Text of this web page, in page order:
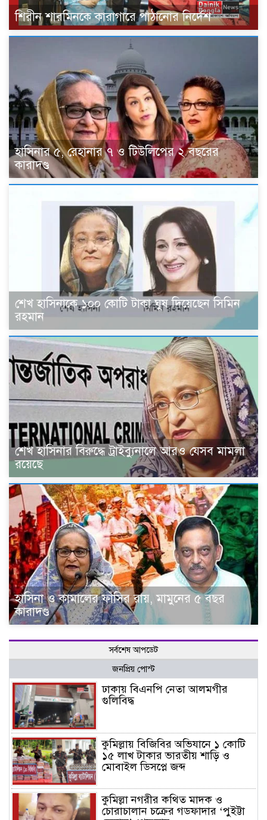
শিরীন শারমিনকে কারাগারে পাঠানোর নির্দেশ
হাসিনার ৫, রেহানার ৭ ও টিউলিপের ২ বছরের
কারাদণ্ড
শেখ হাসিনাকে ১০০ কোটি টাকা ঘুষ দিয়েছেন সিমিন
রহমান
শেখ হাসিনার বিরুদ্ধে ট্রাইব্যুনালে আরও যেসব মামলা
রয়েছে
হাসিনা ও কামালের ফাঁসির রায়, মামুনের ৫ বছর
কারাদণ্ড
সর্বশেষ আপডেট
জনপ্রিয় পোস্ট
ঢাকায় বিএনপি নেতা আলমগীর
গুলিবিদ্ধ
কুমিল্লায় বিজিবির অভিযানে ১ কোটি
১৫ লাখ টাকার ভারতীয় শাড়ি ও
মোবাইল ডিসপ্লে জব্দ
কুমিল্লা নগরীর কথিত মাদক ও
চোরাচালান চক্রের গডফাদার ‘পুইট্টা